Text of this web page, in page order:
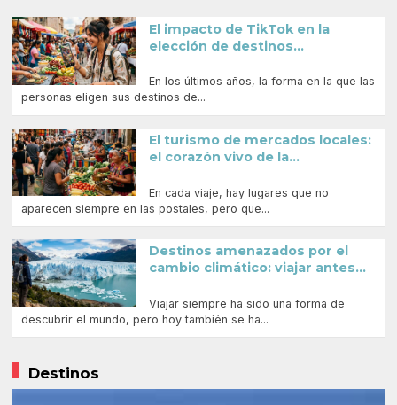
El impacto de TikTok en la
elección de destinos...
En los últimos años, la forma en la que las
personas eligen sus destinos de...
El turismo de mercados locales:
el corazón vivo de la...
En cada viaje, hay lugares que no
aparecen siempre en las postales, pero que...
Destinos amenazados por el
cambio climático: viajar antes...
Viajar siempre ha sido una forma de
descubrir el mundo, pero hoy también se ha...
Destinos